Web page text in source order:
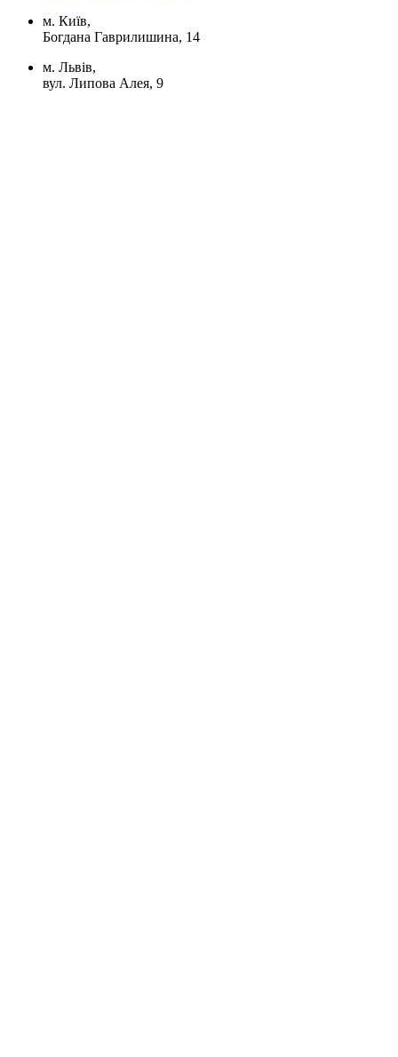
м. Київ,
Богдана Гаврилишина, 14
м. Львів,
вул. Липова Алея, 9